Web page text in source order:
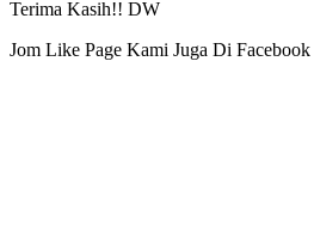
Terima Kasih!! DW
Jom Like Page Kami Juga Di